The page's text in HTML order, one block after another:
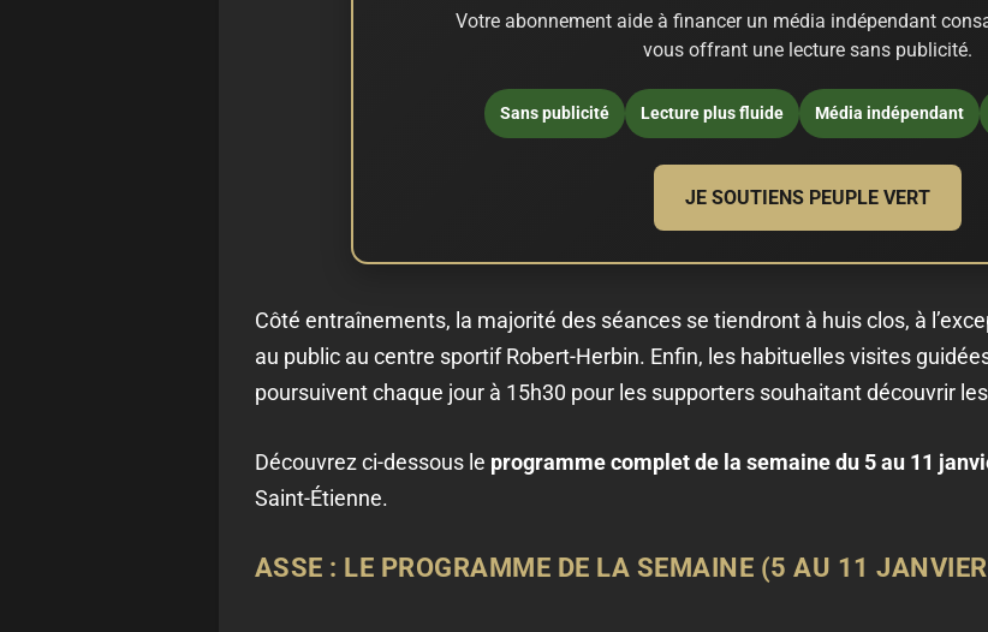
Votre abonnement aide à financer un média indépendant
vous offrant une lecture sans publicité.
Sans publicité Lecture plus fluide Média indépendant
JE SOUTIENS PEUPLE VERT
Côté entraînements, la majorité des séances se tiendront à huis clos, à
au public au centre sportif Robert-Herbin. Enfin, les habituelles visites
poursuivent chaque jour à 15h30 pour les supporters souhaitant découvrir
Découvrez ci-dessous le programme complet de la semaine du 5 au 11
Saint-Étienne.
ASSE : LE PROGRAMME DE LA SEMAINE (5 AU 11